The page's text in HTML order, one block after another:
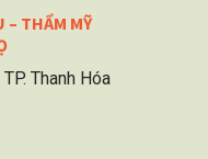
– THẨM MỸ
Thanh Hóa